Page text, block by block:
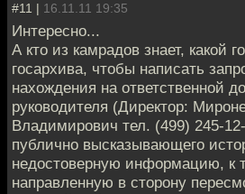
#11 | 16.11.11 19:35
Интересно...
А кто из камрадов знает, какой
госархива, чтобы написать
нахождения на ответственной
руководителя (Директор:
Владимирович тел. (499) 245-
публично высказывающего
недостоверную информацию, к
направленную в сторону